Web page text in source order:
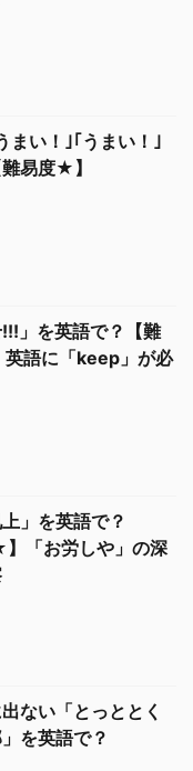
まい！｣｢うまい！｣
易度★】
!!!」を英語で？【難
語に「keep」が必
上」を英語で？
お労しや」の深
ない「とっととく
を英語で？